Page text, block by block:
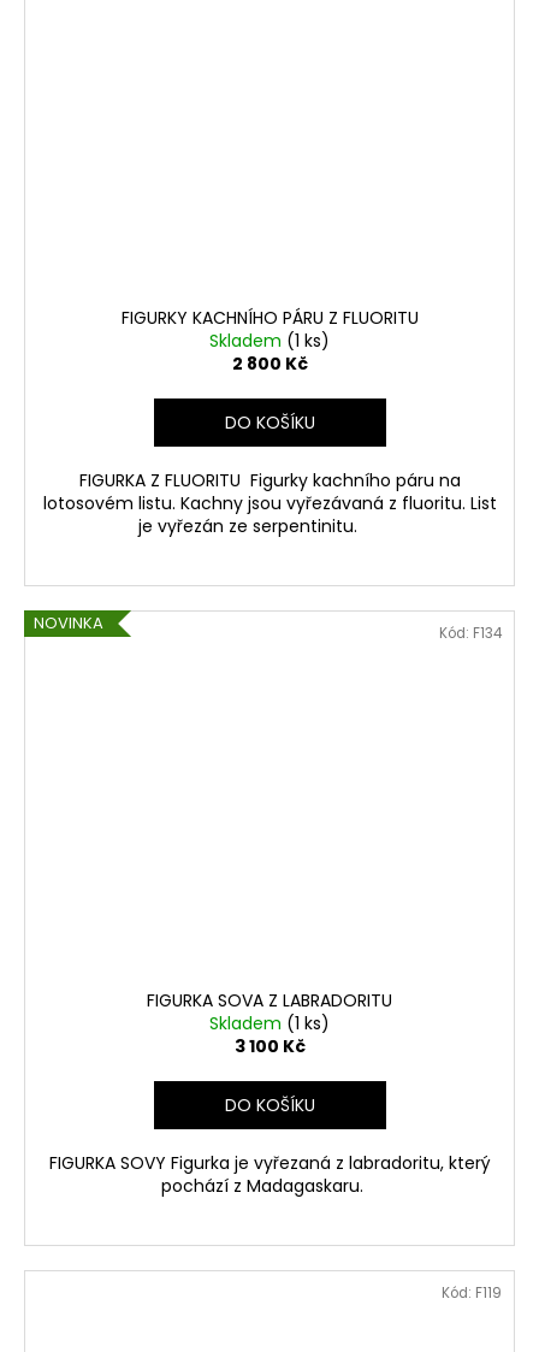
FIGURKY KACHNÍHO PÁRU Z FLUORITU
Skladem (1 ks)
2 800 Kč
DO KOŠÍKU
FIGURKA Z FLUORITU Figurky kachního páru na
lotosovém listu. Kachny jsou vyřezávaná z fluoritu. List
je vyřezán ze serpentinitu.
NOVINKA
FIGURKA SOVA Z LABRADORITU
Skladem (1 ks)
3 100 Kč
DO KOŠÍKU
FIGURKA SOVY Figurka je vyřezaná z labradoritu, který
pochází z Madagaskaru.
Kód: F134
Kód: F119